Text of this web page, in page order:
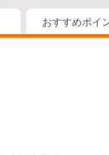
おすすめポイ